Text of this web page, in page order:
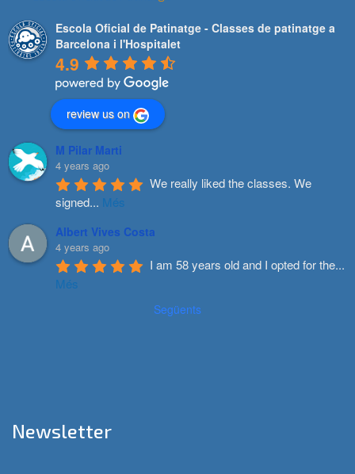
Escola Oficial de Patinatge - Classes de patinatge a
Barcelona i l'Hospitalet
4.9
review us on
M Pilar Marti
4 years ago
We really liked the classes. We
signed... Més
Albert Vives Costa
4 years ago
I am 58 years old and I opted for the...
Més
Següents
Newsletter